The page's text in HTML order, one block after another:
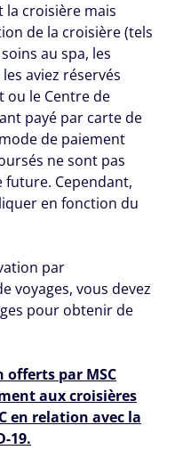
la croisière mais
de la croisière (tels
au spa, les
aviez réservés
ou le Centre de
payé par carte de
de paiement
ne sont pas
future. Cependant,
en fonction du
par
voyages, vous devez
pour obtenir de
offerts par MSC
aux croisières
en relation avec la
19.